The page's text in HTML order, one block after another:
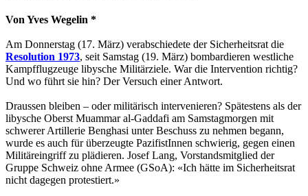
Von Yves Wegelin *
Am Donnerstag (17. März) verabschiedete der Sicherheitsrat die
Resolution 1973, seit Samstag (19. März) bombardieren westliche
Kampfflugzeuge libysche Militärziele. War die Intervention richtig?
Und wo führt sie hin? Der Versuch einer Antwort.
Draussen bleiben – oder militärisch intervenieren? Spätestens als der
libysche Oberst Muammar al-Gaddafi am Samstagmorgen mit
schwerer Artillerie Benghasi unter Beschuss zu nehmen begann,
wurde es auch für überzeugte PazifistInnen schwierig, gegen einen
Militäreingriff zu plädieren. Josef Lang, Vorstandsmitglied der
Gruppe Schweiz ohne Armee (GSoA): «Ich hätte im Sicherheitsrat
nicht dagegen protestiert.»